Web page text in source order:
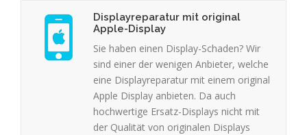
Displayreparatur mit original
Apple-Display
Sie haben einen Display-Schaden? Wir
sind einer der wenigen Anbieter, welche
eine Displayreparatur mit einem original
Apple Display anbieten. Da auch
hochwertige Ersatz-Displays nicht mit
der Qualität von originalen Displays